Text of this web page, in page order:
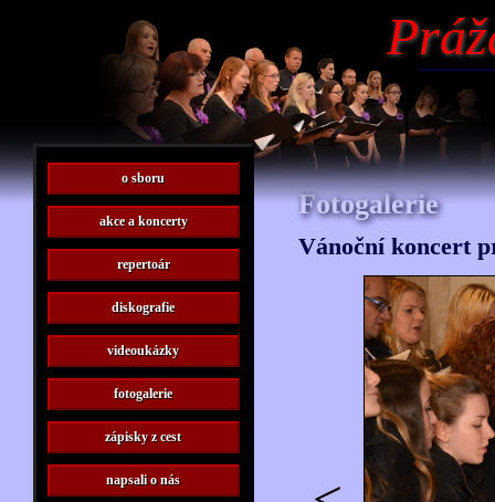
Fotogalerie
Vánoční koncert
o sboru
akce a koncerty
repertoár
diskografie
videoukázky
fotogalerie
zápisky z cest
napsali o nás